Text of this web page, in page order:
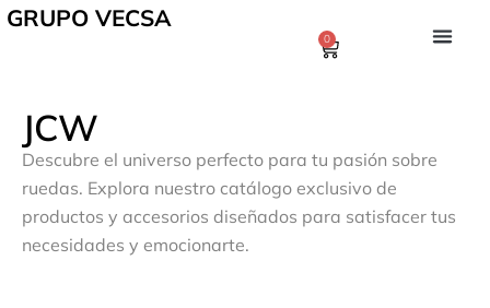
GRUPO VECSA
0
JCW
Descubre el universo perfecto para tu pasión sobre
ruedas. Explora nuestro catálogo exclusivo de
productos y accesorios diseñados para satisfacer tus
necesidades y emocionarte.